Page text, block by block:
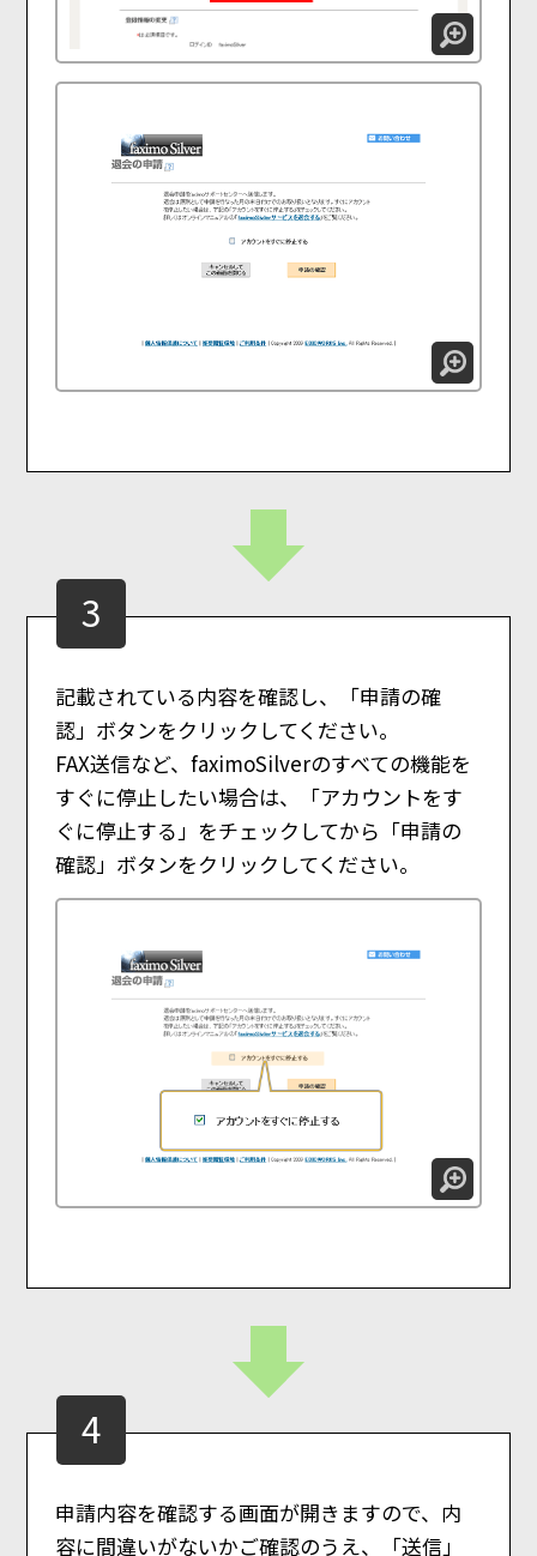
3
記載されている内容を確認し、「申請の確
認」ボタンをクリックしてください。
FAX送信など、faximoSilverのすべての機能を
すぐに停止したい場合は、「アカウントをす
ぐに停止する」をチェックしてから「申請の
確認」ボタンをクリックしてください。
4
申請内容を確認する画面が開きますので、内
容に間違いがないかご確認のうえ、「送信」